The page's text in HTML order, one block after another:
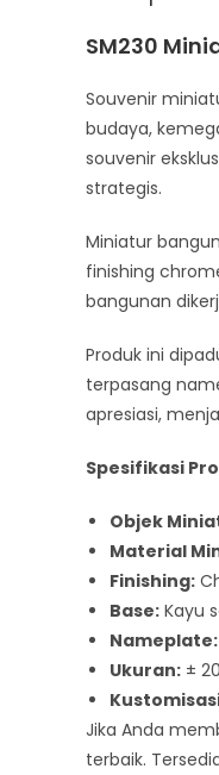
SM230
Souvenir
budaya,
souvenir
strategis.
Miniatur
finishing
bangunan
Produk ini
terpasang
apresiasi,
Spesifikasi
Objek
Material
Finishing:
Base: Kayu
Nameplate:
Ukuran: ±
Jika Anda
terbaik.